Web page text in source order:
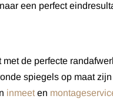
een perfect
de perfecte
spiegels op maat
inmeet en